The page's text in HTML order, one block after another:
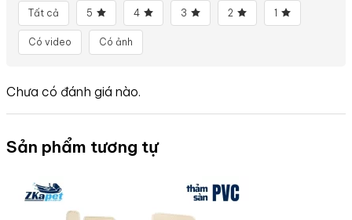
Tất cả 5 4 3 2 1
Có video Có ảnh
Chưa có đánh giá nào.
Sản phẩm tương tự